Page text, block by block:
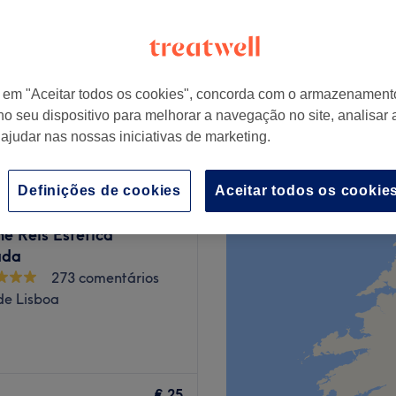
Motora
€ 50
oferecem os melhores
experiência
Reis Estética
273 comentários
Lisboa
"Aceitar todos os cookies", concorda com o
seu dispositivo para melhorar a navegação no site, analisar
nas nossas iniciativas de marketing.
Aceitar todos os
Definições de cookies